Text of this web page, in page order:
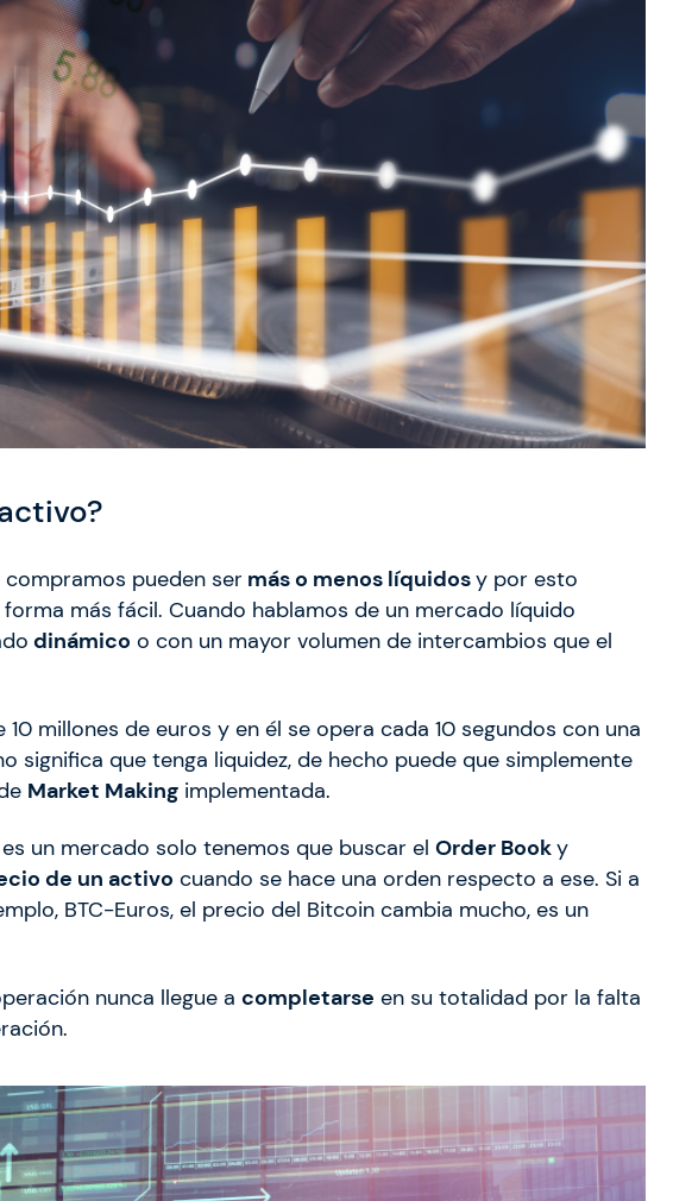
pueden ser más o menos líquidosy por esto
más fácil. Cuando hablamos de un mercado líquido
dinámico o con un mayor volumen de intercambios que el
millones de euros y en él se opera cada 10 segundos con una
significa que tenga liquidez, de hecho puede que simplemente
Market Making implementada.
un mercado solo tenemos que buscar el Order Booky
de un activo cuando se hace una orden respecto a ese. Si a
BTC-Euros, el precio del Bitcoin cambia mucho, es un
nunca llegue a completarse en su totalidad por la falta